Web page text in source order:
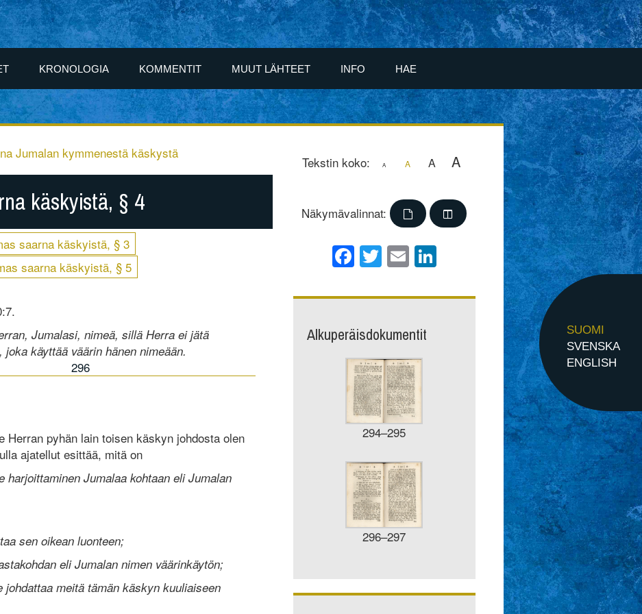
KRONOLOGIA KOMMENTIT MUUT LÄHTEET INFO HAE
SUOMI
SVENSKA
ENGLISH
Jumalan kymmenestä käskystä
käskyistä, § 4
saarna käskyistä, § 3
saarna käskyistä, § 5
Tekstin koko: A A A A
Näkymävalinnat:
Facebook
Twitter
EmailLinkedIn
Jumalasi, nimeä, sillä Herra ei jätä
käyttää väärin hänen nimeään.
296
Herran pyhän lain toisen käskyn johdosta olen
ajatellut esittää, mitä on
harjoittaminen Jumalaa kohtaan eli Jumalan
sen oikean luonteen;
eli Jumalan nimen väärinkäytön;
johdattaa meitä tämän käskyn kuuliaiseen
Alkuperäisdokumentit
294–295
296–297